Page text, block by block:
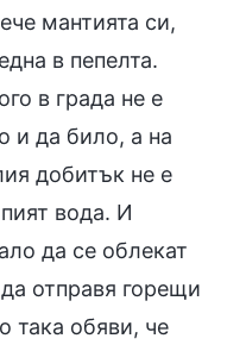
мантията си,
в пепелта.
в града не е
и да било, а на
добитък не е
вода. И
да се облекат
отправя горещи
така обяви, че